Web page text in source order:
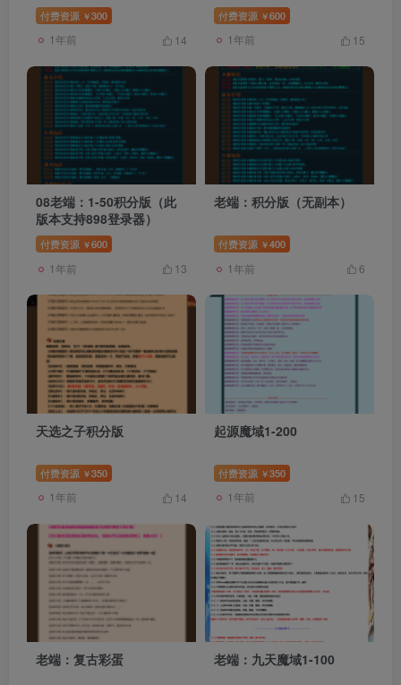
付费资源 ￥300
1年前 14
付费资源 ￥600
1年前 15
08老端：1-50积分版（此
版本支持898登录器）
付费资源 ￥600
1年前 13
老端：积分版（无副本）
付费资源 ￥400
1年前 6
天选之子积分版
付费资源 ￥350
1年前 14
起源魔域1-200
付费资源 ￥350
1年前 15
老端：复古彩蛋 老端：九天魔域1-100